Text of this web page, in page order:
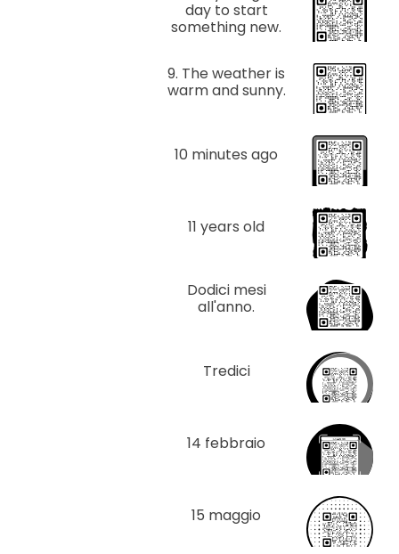
day to start
something new.
9. The weather is
warm and sunny.
10 minutes ago
11 years old
Dodici mesi
all'anno.
Tredici
14 febbraio
15 maggio